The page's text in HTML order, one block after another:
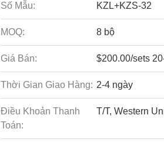
Số Mẫu: KZL+KZS-32
MOQ: 8 bộ
Giá Bán: $200.00/sets
Thời Gian Giao Hàng: 2-4 ngày
Điều Khoản Thanh
Toán:
T/T, Western